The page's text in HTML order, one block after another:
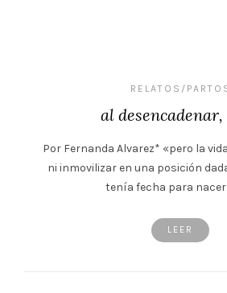
RELATOS/
al
Por Fernanda Alvarez* «pero la
ni inmovilizar en una posición
tenía fecha para nacer
LEER